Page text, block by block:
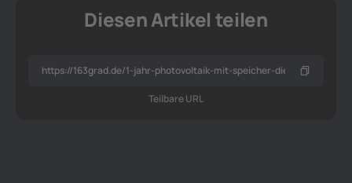
Diesen Artikel teilen
Teilbare URL